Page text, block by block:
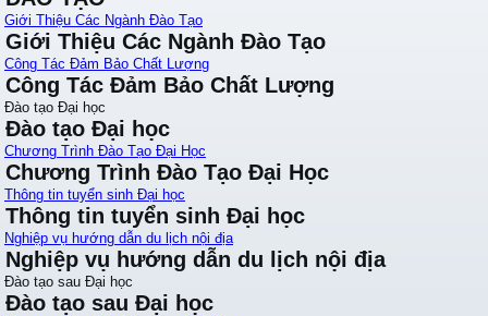
Giới Thiệu Các Ngành Đào Tạo
Giới Thiệu Các Ngành Đào Tạo
Công Tác Đảm Bảo Chất Lượng
Công Tác Đảm Bảo Chất Lượng
Đào tạo Đại học
Đào tạo Đại học
Chương Trình Đào Tạo Đại Học
Chương Trình Đào Tạo Đại Học
Thông tin tuyển sinh Đại học
Thông tin tuyển sinh Đại học
Nghiệp vụ hướng dẫn du lịch nội địa
Nghiệp vụ hướng dẫn du lịch nội địa
Đào tạo sau Đại học
Đào tạo sau Đại học